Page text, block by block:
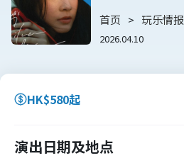
首页 玩乐情报
2026.04.10
HK$580起
演出日期及地点